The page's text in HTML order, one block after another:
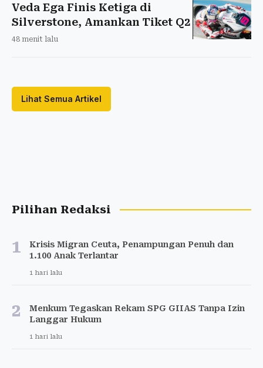
Veda Ega Finis Ketiga di
Silverstone, Amankan Tiket Q2
48 menit lalu
Lihat Semua Artikel
Pilihan Redaksi
1
Krisis Migran Ceuta, Penampungan Penuh dan
1.100 Anak Terlantar
1 hari lalu
2
Menkum Tegaskan Rekam SPG GIIAS Tanpa Izin
Langgar Hukum
1 hari lalu